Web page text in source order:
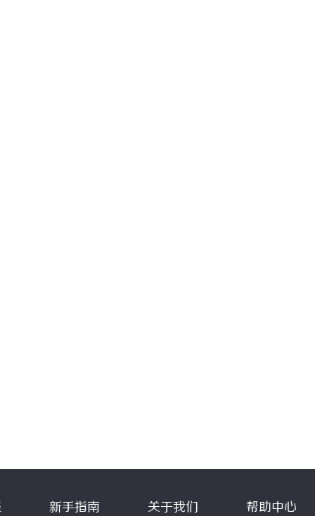
新手指南 关于我们 帮助中心